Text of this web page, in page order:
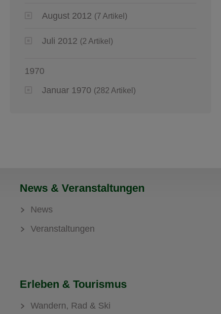
August 2012 (7 Artikel)
Juli 2012 (2 Artikel)
1970
Januar 1970 (282 Artikel)
News & Veranstaltungen
News
Veranstaltungen
Erleben & Tourismus
Wandern, Rad & Ski